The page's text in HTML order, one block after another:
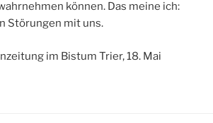
können. Das meine ich:
Störungen mit uns.
im Bistum Trier, 18. Mai